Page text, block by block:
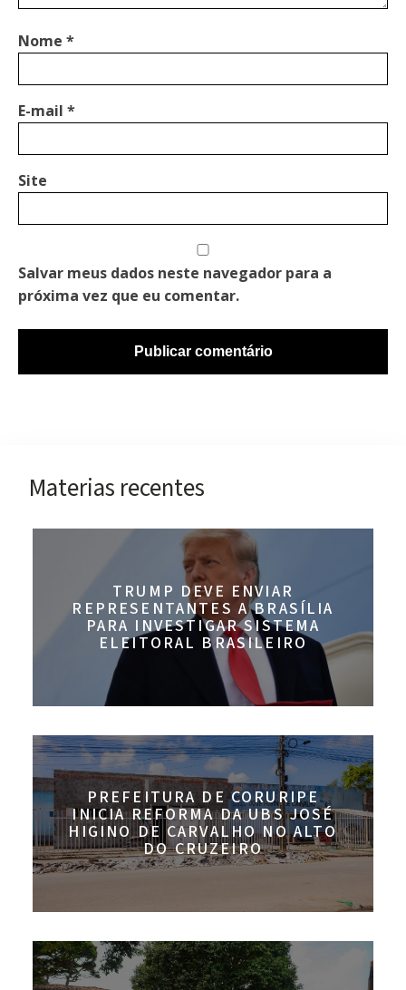
Nome *
E-mail *
Site
Salvar meus dados neste navegador para a
próxima vez que eu comentar.
Materias recentes
TRUMP DEVE ENVIAR
REPRESENTANTES A BRASÍLIA
PARA INVESTIGAR SISTEMA
ELEITORAL BRASILEIRO
PREFEITURA DE CORURIPE
INICIA REFORMA DA UBS JOSÉ
HIGINO DE CARVALHO NO ALTO
DO CRUZEIRO